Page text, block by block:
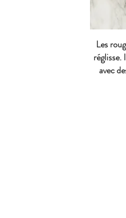
Les
réglisse.
avec